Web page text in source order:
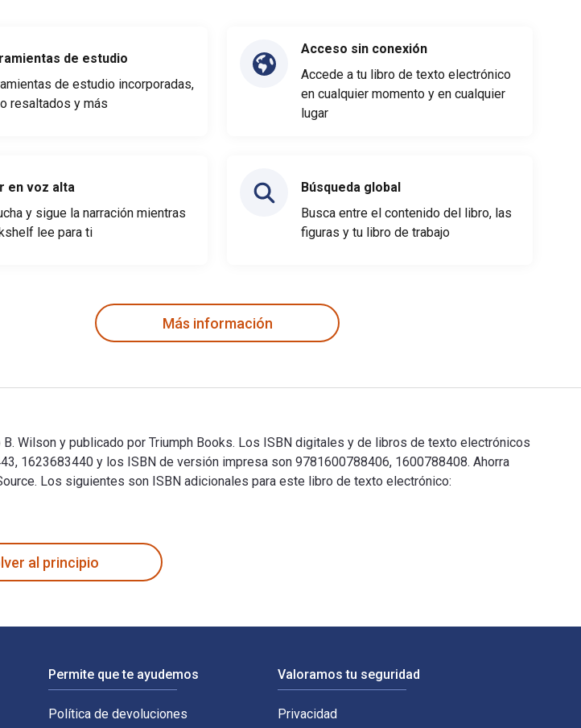
de estudio
de estudio incorporadas,
resaltados y más
en voz alta
y sigue la narración mientras
lee para ti
Acceso sin conexión
Accede a tu libro de texto electrónico
en cualquier momento y en cualquier
lugar
Búsqueda global
Busca entre el contenido del libro, las
figuras y tu libro de trabajo
Más información
Wilson y publicado por Triumph Books. Los ISBN digitales y de libros de texto electrónicos
1623683440 y los ISBN de versión impresa son 9781600788406, 1600788408. Ahorra
Los siguientes son ISBN adicionales para este libro de texto electrónico:
al principio
Permite que te ayudemos
Política de devoluciones
Valoramos tu seguridad
Privacidad